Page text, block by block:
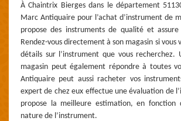
À Chaintrix Bierges dans le département
Marc Antiquaire pour l’achat d’instrument de
propose des instruments de qualité et
Rendez-vous directement à son magasin si vous
détails sur l’instrument que vous recherchez.
magasin peut également répondre à toutes
Antiquaire peut aussi racheter vos
expert de chez eux effectue une évaluation de
propose la meilleure estimation, en
nature de l’instrument.